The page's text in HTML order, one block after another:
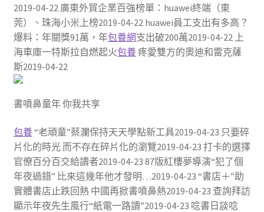
2019-04-22 廣東外貿企業百強榜單：huawei終端（東
莞）、珠海小米上榜2019-04-22 huawei員工支出有多高？
爆料：年關獎91萬，年包養網支出破200萬2019-04-22 上
海車庫一特斯拉自燃起火包養疼愛雙方的奧迪和雷克薩
斯2019-04-22
書噴鼻童年 你我共享
包養“老頑童”蔡瀾保持天天學點新工具2019-04-23 只要碎
片化的時光 而不存在碎片化的瀏覽2019-04-23 打卡的選擇
官僚百分百交給讀者2019-04-23 87版紅樓夢導演“犯了個
年夜過錯” 比來這幾年他才發明…2019-04-23 “書店＋”助
實體書店止跌回熱 中國再掀書噴鼻熱2019-04-23 查詢拜訪
顯示年夜先生風行“紙電一路讀”2019-04-23 唸書日談唸